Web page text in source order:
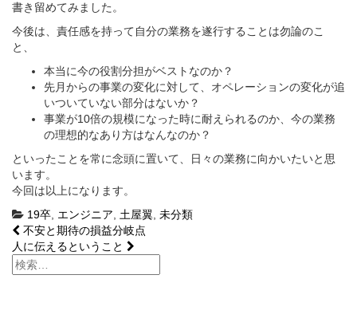
書き留めてみました。
今後は、責任感を持って自分の業務を遂行することは勿論のこ
と、
本当に今の役割分担がベストなのか？
先月からの事業の変化に対して、オペレーションの変化が追
いついていない部分はないか？
事業が10倍の規模になった時に耐えられるのか、今の業務
の理想的なあり方はなんなのか？
といったことを常に念頭に置いて、日々の業務に向かいたいと思
います。
今回は以上になります。
19卒 エンジニア 土屋翼 未分類
投
稿
不安と期待の損益分岐点
人に伝えるということ